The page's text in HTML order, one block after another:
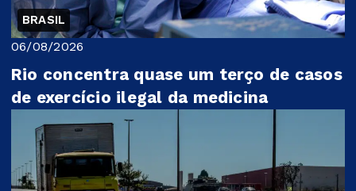
BRASIL
06/08/2026
Rio concentra quase um terço de casos
de exercício ilegal da medicina